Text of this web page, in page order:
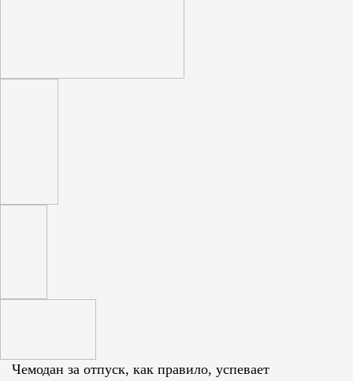
Чемодан за отпуск, как правило, успевает